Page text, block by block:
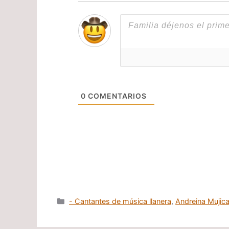
0 COMENTARIOS
Categorías
- Cantantes de música llanera,Andreina